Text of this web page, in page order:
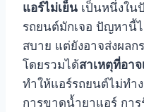
แอร์ไม่เย็น เป็นหนึ่งใน
รถยนต์มักเจอ ปัญหานี้
สบาย แต่ยังอาจส่งผล
โดยรวมได้สาเหตุที่อา
ทำให้แอร์รถยนต์ไม่ทำ
การขาดน้ำยาแอร์ กา